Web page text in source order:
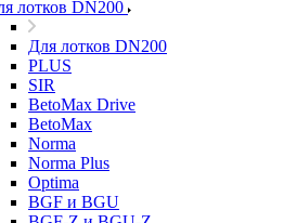
лотков DN200
Для лотков DN200
PLUS
SIR
BetoMax Drive
BetoMax
Norma
Norma Plus
Optima
BGF и BGU